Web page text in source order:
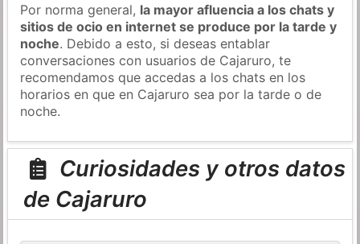
Por norma general, la mayor afluencia a los chats y
sitios de ocio en internet se produce por la tarde y
noche. Debido a esto, si deseas entablar
conversaciones con usuarios de Cajaruro, te
recomendamos que accedas a los chats en los
horarios en que en Cajaruro sea por la tarde o de
noche.
Curiosidades y otros datos
de Cajaruro